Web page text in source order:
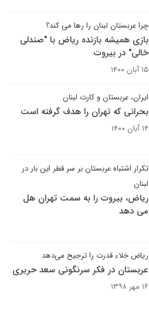
چرا عربستان لبنان را رها می کند؟
بازی همیشه بازنده ریاض با "صندلی
خالی" در بیروت
۱۵ آبان ۱۴۰۰
ایران، عربستان و کارت لبنان
بحرانی که تهران را هدف گرفته است
۱۴ آبان ۱۴۰۰
تکرار اشتباه عربستان بر سر قطر این بار در
لبنان
ریاض، بیروت را به سمت تهران هل
می دهد
ریاض خلاء قدرت را ترجیح می‌دهد
عربستان در فکر سرنگونی سعد حریری
۱۶ مهر ۱۳۹۸